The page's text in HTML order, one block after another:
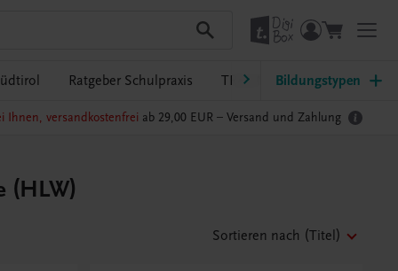
Ratgeber Schulpraxis TRAUNER-DigiBox
Bildungstypen
Ihnen, versandkostenfrei ab 29,00 EUR – Versand und Zahlung
(HLW)
Sortieren nach (Titel)